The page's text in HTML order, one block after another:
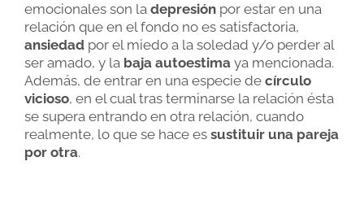
emocionales son la depresión por estar en una
relación que en el fondo no es satisfactoria,
ansiedad por el miedo a la soledad y/o perder al
ser amado, y la baja autoestima ya mencionada.
Además, de entrar en una especie de círculo
vicioso, en el cual tras terminarse la relación ésta
se supera entrando en otra relación, cuando
realmente, lo que se hace es sustituir una pareja
por otra.